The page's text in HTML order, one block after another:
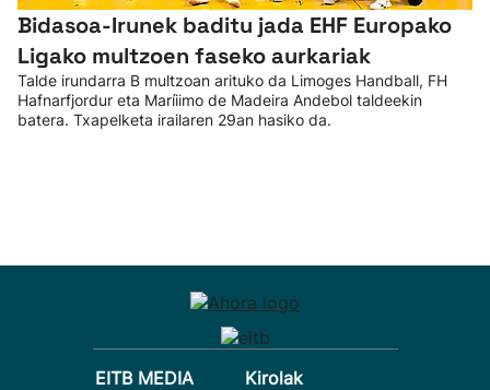
Bidasoa-Irunek baditu jada EHF Europako
Ligako multzoen faseko aurkariak
Talde irundarra B multzoan arituko da Limoges Handball, FH
Hafnarfjordur eta Maríiimo de Madeira Andebol taldeekin
batera. Txapelketa irailaren 29an hasiko da.
EITB MEDIA
Kirolak